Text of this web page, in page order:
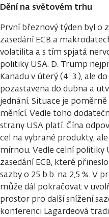
Dění na světovém trhu
První březnový týden byl o
zasedání ECB a
volatilita a s tím spjatá
politiky USA. D. Trump
Kanadu v úterý (4. 3.), ale
pozastavena do dubna a
jednání. Situace je
měnící. Vedle toho
strany USA platí. Čína
cel na vybrané produkty,
mírnou. Vedle celní politiky
zasedání ECB, které
sazby o 25 b.b. na 2,5 %. V
může dál pokračovat v
prostor pro další snížení
konferenci Lagardeová